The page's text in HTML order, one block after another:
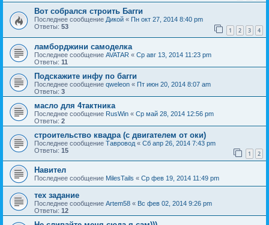
Вот собрался строить Багги
Последнее сообщение Дикой « Пн окт 27, 2014 8:40 pm
Ответы: 53 1 2 3 4
ламборджини самоделка
Последнее сообщение AVATAR « Ср авг 13, 2014 11:23 pm
Ответы: 11
Подскажите инфу по багги
Последнее сообщение qweleon « Пт июн 20, 2014 8:07 am
Ответы: 3
масло для 4тактника
Последнее сообщение RusWin « Ср май 28, 2014 12:56 pm
Ответы: 2
строительство квадра (с двигателем от оки)
Последнее сообщение Тавровод « Сб апр 26, 2014 7:43 pm
Ответы: 15 1 2
Навител
Последнее сообщение MilesTails « Ср фев 19, 2014 11:49 pm
тех задание
Последнее сообщение Artem58 « Вс фев 02, 2014 9:26 pm
Ответы: 12